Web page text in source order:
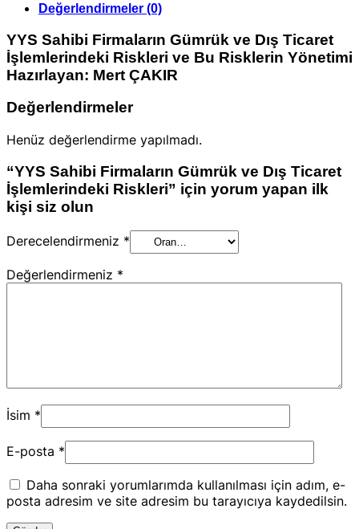
Değerlendirmeler (0)
YYS Sahibi Firmaların Gümrük ve Dış Ticaret
İşlemlerindeki Riskleri ve Bu Risklerin Yönetimi
Hazırlayan: Mert ÇAKIR
Değerlendirmeler
Henüz değerlendirme yapılmadı.
“YYS Sahibi Firmaların Gümrük ve Dış Ticaret
İşlemlerindeki Riskleri” için yorum yapan ilk
kişi siz olun
Derecelendirmeniz *
Değerlendirmeniz *
İsim *
E-posta *
Daha sonraki yorumlarımda kullanılması için adım, e-
posta adresim ve site adresim bu tarayıcıya kaydedilsin.